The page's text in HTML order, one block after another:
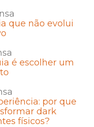
que não evolui
é escolher um
por que
dark
físicos?